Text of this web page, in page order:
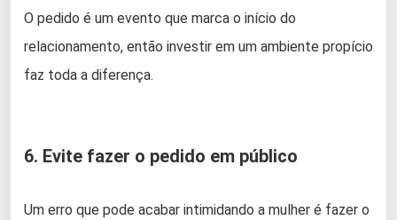
O pedido é um evento que marca o início do
relacionamento, então investir em um ambiente propício
faz toda a diferença.
6. Evite fazer o pedido em público
Um erro que pode acabar intimidando a mulher é fazer o